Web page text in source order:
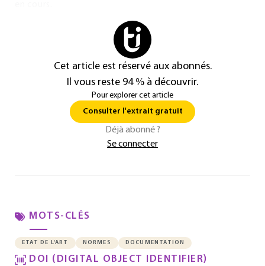
Cet article est réservé aux abonnés.
Il vous reste 94 % à découvrir.
Pour explorer cet article
Consulter l'extrait gratuit
Déjà abonné ?
Se connecter
MOTS-CLÉS
ETAT DE L'ART NORMES DOCUMENTATION
DOI (DIGITAL OBJECT IDENTIFIER)